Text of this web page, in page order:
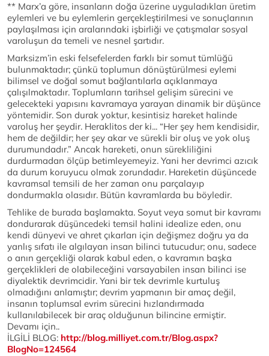
** Marx’a göre, insanların doğa üzerine uyguladıkları üretim
eylemleri ve bu eylemlerin gerçekleştirilmesi ve sonuçlarının
paylaşılması için aralarındaki işbirliği ve çatışmalar sosyal
varoluşun da temeli ve nesnel şartıdır.
Marksizm’in eski felsefelerden farklı bir somut tümlüğü
bulunmaktadır; çünkü toplumun dönüştürülmesi eylemi
bilimsel ve doğal somut bağlantılarla açıklanmaya
çalışılmaktadır. Toplumların tarihsel gelişim sürecini ve
gelecekteki yapısını kavramaya yarayan dinamik bir düşünce
yöntemidir. Son durak yoktur, kesintisiz hareket halinde
varoluş her şeydir. Heraklitos der ki... “Her şey hem kendisidir,
hem de değildir; her şey akar ve sürekli bir oluş ve yok oluş
durumundadır.” Ancak hareketi, onun sürekliliğini
durdurmadan ölçüp betimleyemeyiz. Yani her devrimci azıcık
da durum koruyucu olmak zorundadır. Hareketin düşüncede
kavramsal temsili de her zaman onu parçalayıp
dondurmakla olasıdır. Bütün kavramlarda bu böyledir.
Tehlike de burada başlamakta. Soyut veya somut bir kavramı
dondurarak düşüncedeki temsil halini idealize eden, onu
kendi dünyevi ve ahret çıkarları için değişmez doğru ya da
yanlış sıfatı ile algılayan insan bilinci tutucudur; onu, sadece
o anın gerçekliği olarak kabul eden, o kavramın başka
gerçeklikleri de olabileceğini varsayabilen insan bilinci ise
diyalektik devrimcidir. Yani bir tek devrimle kurtuluş
olmadığını anlamıştır; devrim yapmanın bir amaç değil,
insanın toplumsal evrim sürecini hızlandırmada
kullanılabilecek bir araç olduğunun bilincine ermiştir.
Devamı için..
İLGİLİ BLOG: http://blog.milliyet.com.tr/Blog.aspx?
BlogNo=124564